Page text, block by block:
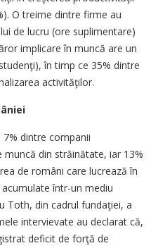
O treime dintre firme au
de lucru (ore suplimentare)
implicare în muncă are un
în timp ce 35% dintre
activităţilor.
dintre companii
din străinătate, iar 13%
de români care lucrează în
într-un mediu
Toth, din cadrul fundaţiei, a
intervievate au declarat că,
deficit de forţă de